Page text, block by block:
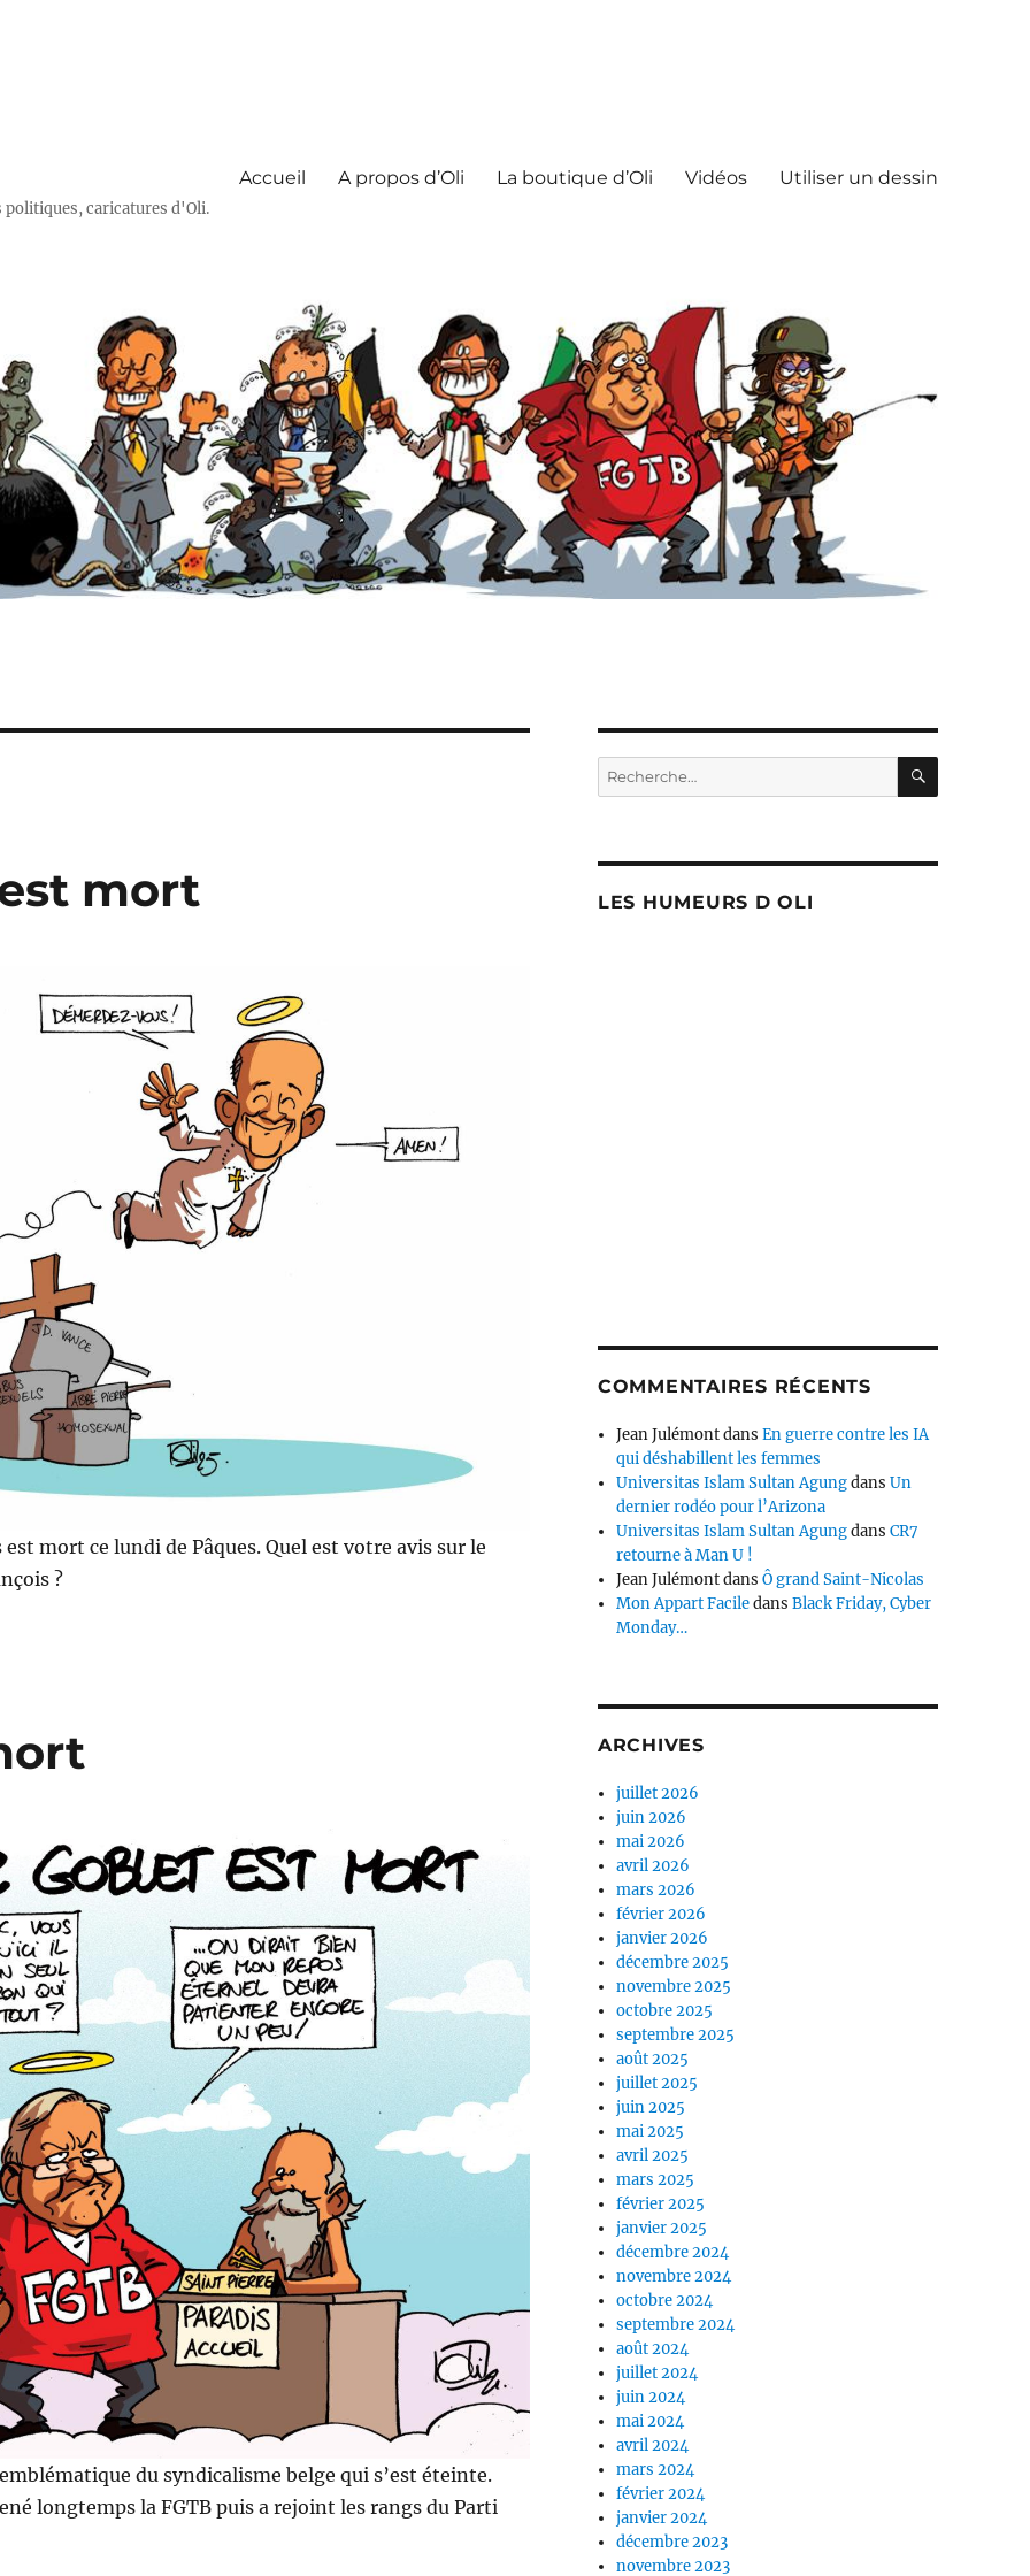
caricatures d'Oli.
Accueil A propos d’Oli La boutique d’Oli Vidéos Utiliser un dessin
mort
est mort ce lundi de Pâques. Quel est votre avis sur le
?
du syndicalisme belge qui s’est éteinte.
longtemps la FGTB puis a rejoint les rangs du Parti
Recherche
pour :
LES HUMEURS D OLI
COMMENTAIRES RÉCENTS
Jean JulémontdansEn guerre contre les IA
qui déshabillent les femmes
Universitas Islam Sultan AgungdansUn
dernier rodéo pour l’Arizona
Universitas Islam Sultan AgungdansCR7
retourne à Man U !
Jean JulémontdansÔ grand Saint-Nicolas
Mon Appart FaciledansBlack Friday, Cyber
Monday…
ARCHIVES
juillet 2026
juin 2026
mai 2026
avril 2026
mars 2026
février 2026
janvier 2026
décembre 2025
novembre 2025
octobre 2025
septembre 2025
août 2025
juillet 2025
juin 2025
mai 2025
avril 2025
mars 2025
février 2025
janvier 2025
décembre 2024
novembre 2024
octobre 2024
septembre 2024
août 2024
juillet 2024
juin 2024
mai 2024
avril 2024
mars 2024
février 2024
janvier 2024
décembre 2023
novembre 2023